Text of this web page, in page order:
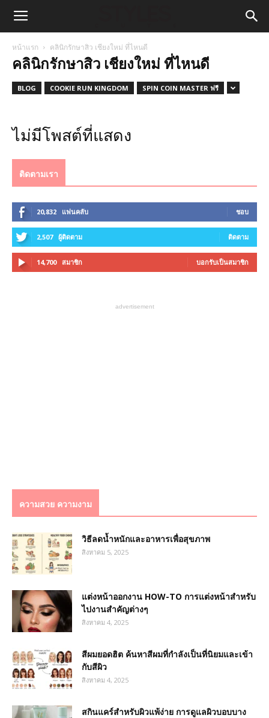
หน้าแรก คลินิกรักษาสิว เชียงใหม่ ที่ไหนดี
คลินิกรักษาสิว เชียงใหม่ ที่ไหนดี
BLOG COOKIE RUN KINGDOM SPIN COIN MASTER ฟรี
ไม่มีโพสต์ที่แสดง
ติดตามเรา
20,832 แฟนคลับ ชอบ
2,507 ผู้ติดตาม ติดตาม
14,700 สมาชิก บอกรับเป็นสมาชิก
advertisement
ความสวย ความงาม
วิธีลดน้ำหนักและอาหารเพื่อสุขภาพ
สิงหาคม 5, 2025
แต่งหน้าออกงาน HOW-TO การแต่งหน้าสำหรับ
ไปงานสำคัญต่างๆ
สิงหาคม 4, 2025
สีผมยอดฮิต ค้นหาสีผมที่กำลังเป็นที่นิยมและเข้า
กับสีผิว
สิงหาคม 4, 2025
สกินแคร์สำหรับผิวแพ้ง่าย การดูแลผิวบอบบาง